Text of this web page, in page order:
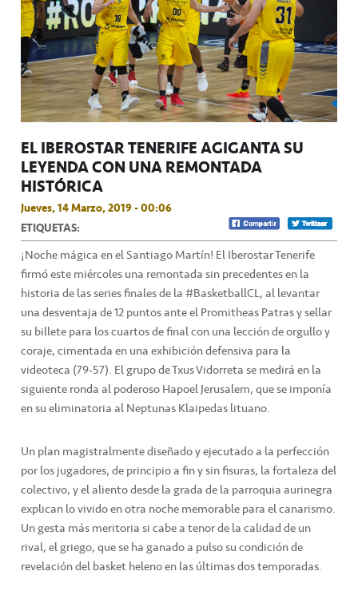
EL IBEROSTAR TENERIFE AGIGANTA SU
LEYENDA CON UNA REMONTADA
HISTÓRICA
Jueves, 14 Marzo, 2019 - 00:06
ETIQUETAS:
¡Noche mágica en el Santiago Martín! El Iberostar Tenerife
firmó este miércoles una remontada sin precedentes en la
historia de las series finales de la #BasketballCL, al levantar
una desventaja de 12 puntos ante el Promitheas Patras y sellar
su billete para los cuartos de final con una lección de orgullo y
coraje, cimentada en una exhibición defensiva para la
videoteca (79-57). El grupo de Txus Vidorreta se medirá en la
siguiente ronda al poderoso Hapoel Jerusalem, que se imponía
en su eliminatoria al Neptunas Klaipedas lituano.
Un plan magistralmente diseñado y ejecutado a la perfección
por los jugadores, de principio a fin y sin fisuras, la fortaleza del
colectivo, y el aliento desde la grada de la parroquia aurinegra
explican lo vivido en otra noche memorable para el canarismo.
Un gesta más meritoria si cabe a tenor de la calidad de un
rival, el griego, que se ha ganado a pulso su condición de
revelación del basket heleno en las últimas dos temporadas.